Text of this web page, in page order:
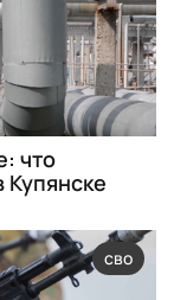
что
Купянске
сво